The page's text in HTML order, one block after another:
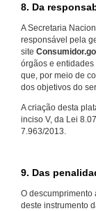
8. Da
A Secretaria
responsável pela
site
órgãos e
que, por meio de
dos objetivos do
A criação desta
inciso V, da Lei
7.963/2013.
9. Das
O descumprimento
deste instrumento